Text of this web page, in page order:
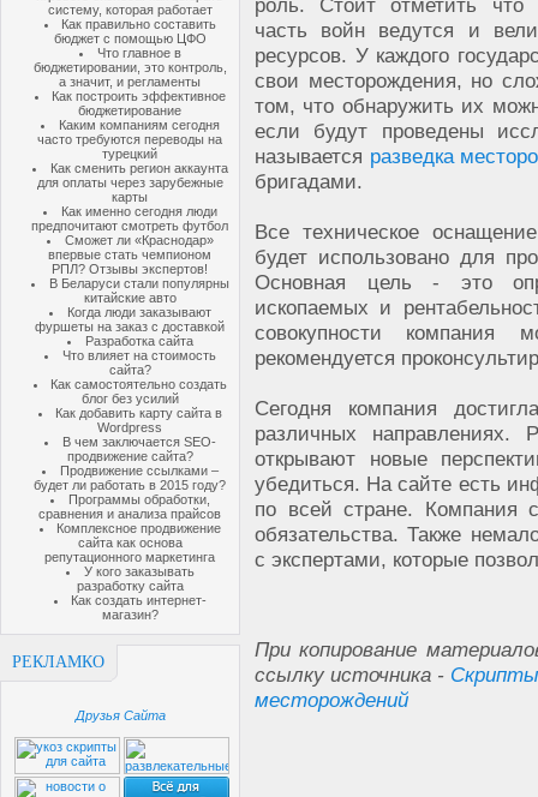
систему, которая работает
Как правильно составить
бюджет с помощью ЦФО
Что главное в
бюджетировании, это контроль,
а значит, и регламенты
Как построить эффективное
бюджетирование
Каким компаниям сегодня
часто требуются переводы на
турецкий
Как сменить регион аккаунта
для оплаты через зарубежные
карты
Как именно сегодня люди
предпочитают смотреть футбол
Сможет ли «Краснодар»
впервые стать чемпионом
РПЛ? Отзывы экспертов!
В Беларуси стали популярны
китайские авто
Когда люди заказывают
фуршеты на заказ с доставкой
Разработка сайта
Что влияет на стоимость
сайта?
Как самостоятельно создать
блог без усилий
Как добавить карту сайта в
Wordpress
В чем заключается SEO-
продвижение сайта?
Продвижение ссылками –
будет ли работать в 2015 году?
Программы обработки,
сравнения и анализа прайсов
Комплексное продвижение
сайта как основа
репутационного маркетинга
У кого заказывать
разработку сайта
Как создать интернет-
магазин?
РЕКЛАМКО
Друзья Сайта
роль. Стоит отметить что
часть войн ведутся и
ресурсов. У каждого
свои месторождения, но
том, что обнаружить их
если будут проведены
называется разведка
бригадами.
Все техническое
будет использовано для
Основная цель - это
ископаемых и
совокупности
рекомендуется
Сегодня компания
различных направлениях.
открывают новые
убедиться. На сайте есть
по всей стране. Компания
обязательства. Также
с экспертами, которые
При копирование
ссылку источника -
месторождений